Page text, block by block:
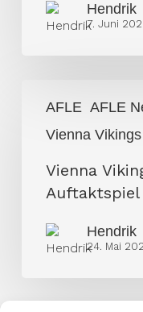
Firenze
Hendrik
7. Juni
AFLE AFLE
Vienna Vikings
Vikings
dominieren
Auftaktspiel
Vienna
Auftaktspiel
Hendrik
24. Mai